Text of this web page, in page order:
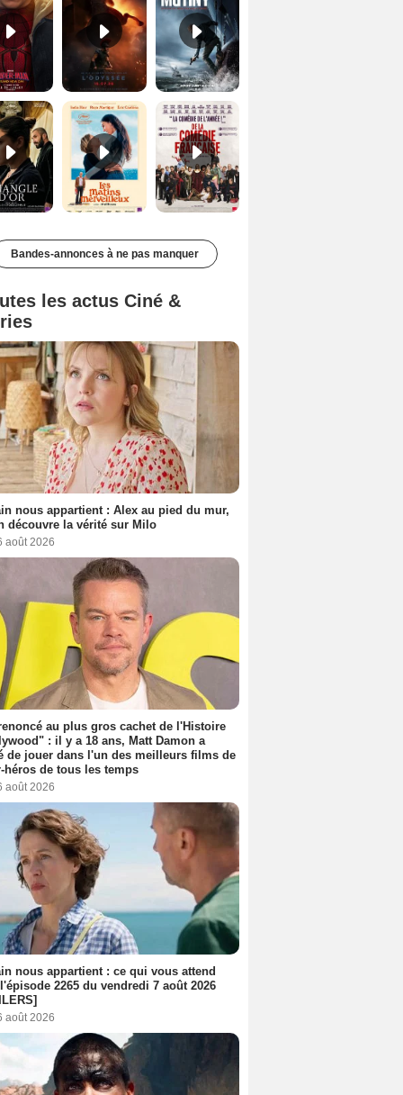
Les Matins merveilleux Bande-annonce VF De la Comédie-Française Teaser VF
Bandes-annonces à ne pas manquer
les actus Ciné &
nous appartient : Alex au pied du mur,
découvre la vérité sur Milo
août 2026
au plus gros cachet de l'Histoire
: il y a 18 ans, Matt Damon a
de jouer dans l'un des meilleurs films de
héros de tous les temps
août 2026
nous appartient : ce qui vous attend
2265 du vendredi 7 août 2026
août 2026